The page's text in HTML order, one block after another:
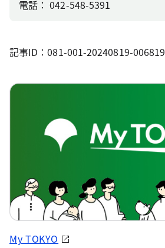
電話： 042-548-5391
記事ID：081-001-20240819-006819
My TOKYO